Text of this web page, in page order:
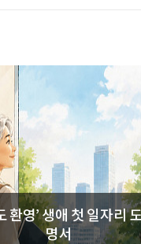
영’ 생애 첫 일자리 도전 설
명서